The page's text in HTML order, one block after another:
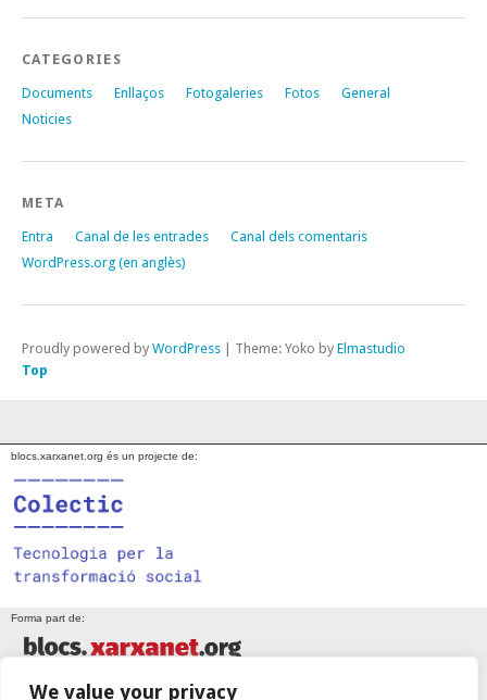
We value your privacy
CATEGORIES
Documents Enllaços Fotogaleries Fotos
General
Noticies
META
Entra Canal de les entrades
Canal dels comentaris
WordPress.org (en anglès)
Proudly powered by WordPress Theme: Yoko by Elmastudio
Top
blocs.xarxanet.org és un projecte de:
Forma part de: